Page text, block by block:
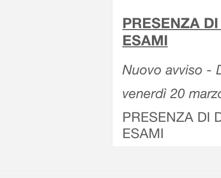
PRESENZA
ESAMI
Nuovo avviso -
venerdì 20
PRESENZA DI
ESAMI